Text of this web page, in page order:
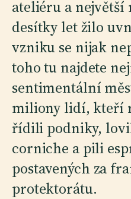
ateliéru a největší
desítky let žilo
vzniku se nijak
toho tu najdete
sentimentální
miliony lidí, kteří
řídili podniky,
corniche a pili
postavených za
protektorátu.